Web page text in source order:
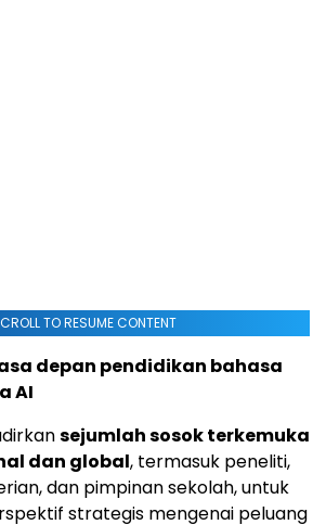
TO RESUME CONTENT
depan pendidikan bahasa
AI
sejumlah sosok terkemuka
dan global, termasuk peneliti,
dan pimpinan sekolah, untuk
strategis mengenai peluang